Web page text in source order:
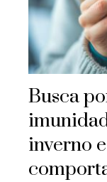
Busca
inverno